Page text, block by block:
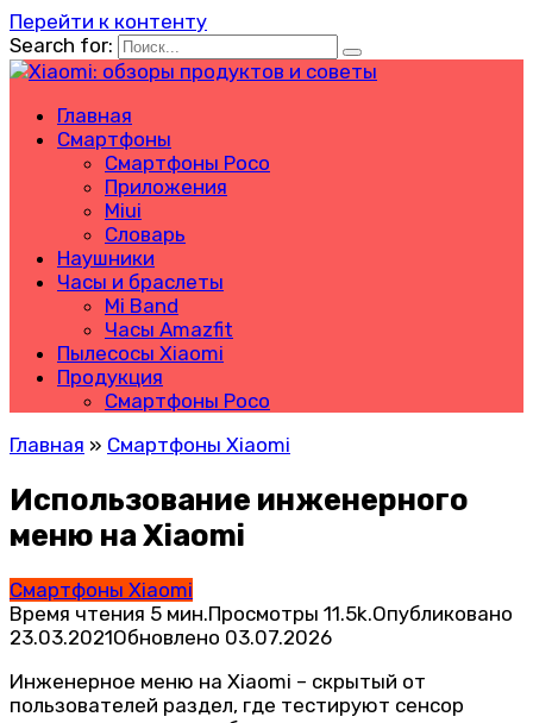
Перейти к контенту
Search for:
Главная
Смартфоны
Смартфоны Poco
Приложения
Miui
Словарь
Наушники
Часы и браслеты
Mi Band
Часы Amazfit
Пылесосы Xiaomi
Продукция
Смартфоны Poco
Главная » Смартфоны Xiaomi
Использование инженерного
меню на Xiaomi
Смартфоны Xiaomi
Время чтения 5 мин.Просмотры 11.5k.Опубликовано
23.03.2021Обновлено 03.07.2026
Инженерное меню на Xiaomi – скрытый от
пользователей раздел, где тестируют сенсор